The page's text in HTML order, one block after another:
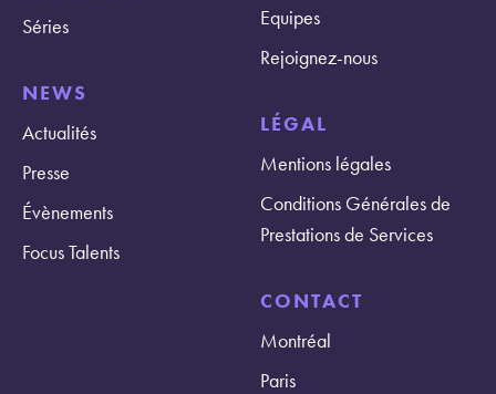
Séries
NEWS
Actualités
Presse
Évènements
Focus Talents
Equipes
Rejoignez-nous
LÉGAL
Mentions légales
Conditions Générales de
Prestations de Services
CONTACT
Montréal
Paris